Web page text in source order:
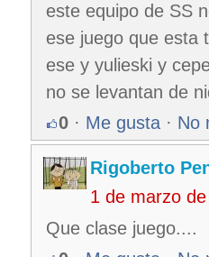
este equipo de SS
ese juego que esta
ese y yulieski y
no se levantan de
0 · Me gusta · No
Rigoberto
1 de marzo
Que clase juego....